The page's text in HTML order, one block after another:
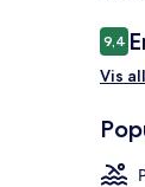
9,49,4
Vis